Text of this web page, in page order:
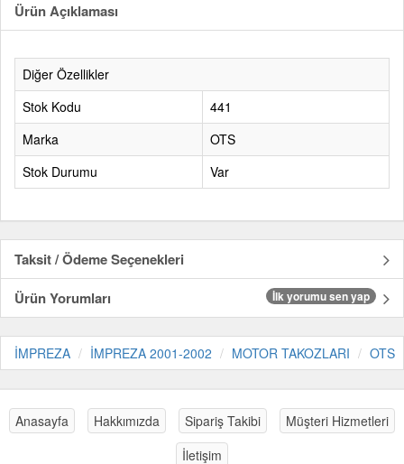
Ürün Açıklaması
Diğer Özellikler
Stok Kodu
441
Marka
OTS
Stok Durumu
Var
Taksit / Ödeme Seçenekleri
Ürün Yorumları
İlk yorumu sen yap
İMPREZA İMPREZA 2001-2002 MOTOR TAKOZLARI OTS
Anasayfa Hakkımızda Sipariş Takibi
Müşteri Hizmetleri
İletişim